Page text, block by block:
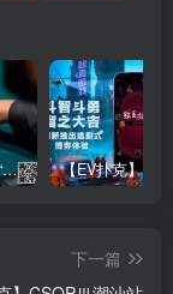
【EV扑克】玩法：“松弱鱼/松凶鱼打法”的基本攻略
下一篇